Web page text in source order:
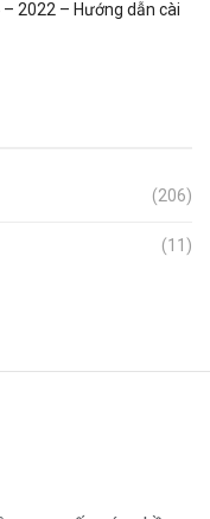
2022 – Hướng dẫn cài
(206)
(11)